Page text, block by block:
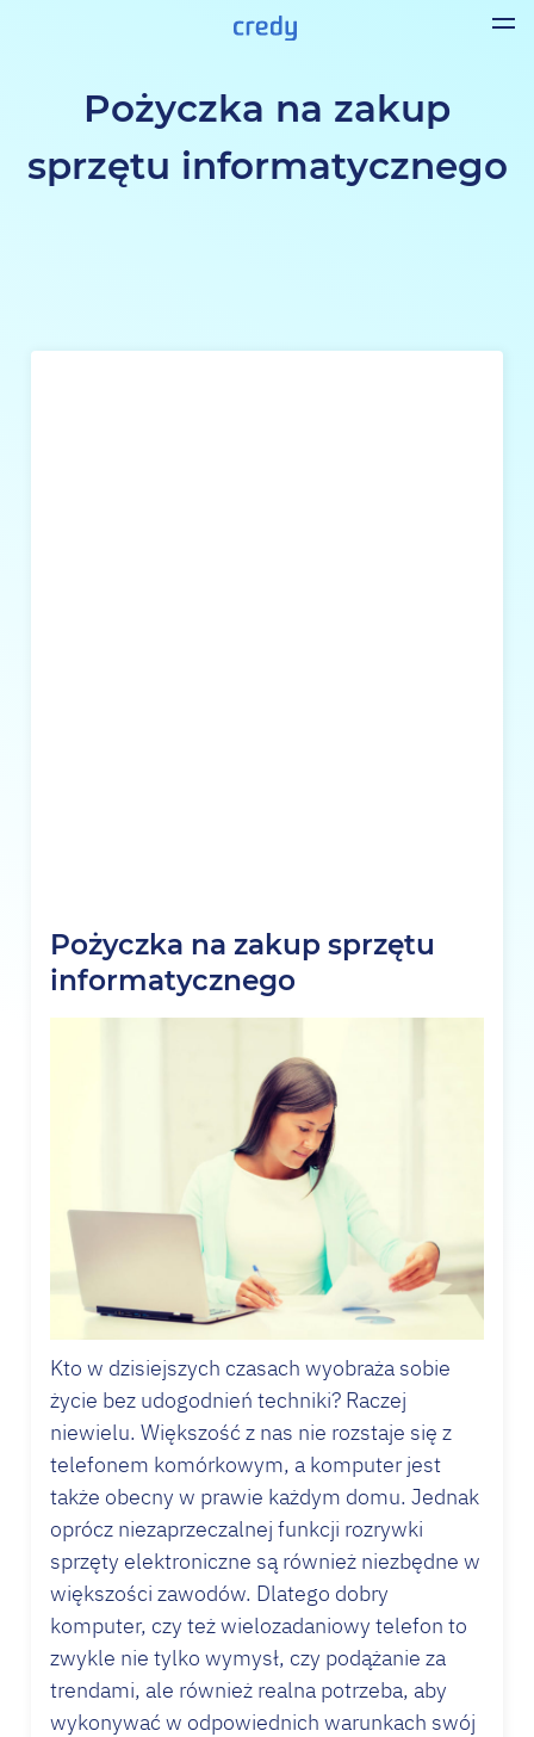
Pożyczka na zakup
sprzętu informatycznego
Pożyczka na zakup sprzętu
informatycznego
Kto w dzisiejszych czasach wyobraża sobie
życie bez udogodnień techniki? Raczej
niewielu. Większość z nas nie rozstaje się z
telefonem komórkowym, a komputer jest
także obecny w prawie każdym domu. Jednak
oprócz niezaprzeczalnej funkcji rozrywki
sprzęty elektroniczne są również niezbędne w
większości zawodów. Dlatego dobry
komputer, czy też wielozadaniowy telefon to
zwykle nie tylko wymysł, czy podążanie za
trendami, ale również realna potrzeba, aby
wykonywać w odpowiednich warunkach swój